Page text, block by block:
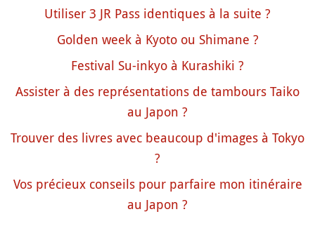
Utiliser 3 JR Pass identiques à la suite ?
Golden week à Kyoto ou Shimane ?
Festival Su-inkyo à Kurashiki ?
Assister à des représentations de tambours Taiko
au Japon ?
Trouver des livres avec beaucoup d'images à Tokyo
?
Vos précieux conseils pour parfaire mon itinéraire
au Japon ?